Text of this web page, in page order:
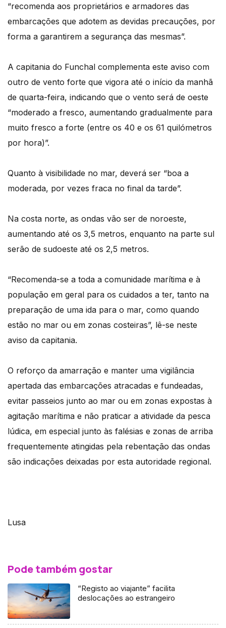
“recomenda aos proprietários e armadores das
embarcações que adotem as devidas precauções, por
forma a garantirem a segurança das mesmas”.
A capitania do Funchal complementa este aviso com
outro de vento forte que vigora até o início da manhã
de quarta-feira, indicando que o vento será de oeste
“moderado a fresco, aumentando gradualmente para
muito fresco a forte (entre os 40 e os 61 quilómetros
por hora)”.
Quanto à visibilidade no mar, deverá ser “boa a
moderada, por vezes fraca no final da tarde”.
Na costa norte, as ondas vão ser de noroeste,
aumentando até os 3,5 metros, enquanto na parte sul
serão de sudoeste até os 2,5 metros.
“Recomenda-se a toda a comunidade marítima e à
população em geral para os cuidados a ter, tanto na
preparação de uma ida para o mar, como quando
estão no mar ou em zonas costeiras”, lê-se neste
aviso da capitania.
O reforço da amarração e manter uma vigilância
apertada das embarcações atracadas e fundeadas,
evitar passeios junto ao mar ou em zonas expostas à
agitação marítima e não praticar a atividade da pesca
lúdica, em especial junto às falésias e zonas de arriba
frequentemente atingidas pela rebentação das ondas
são indicações deixadas por esta autoridade regional.
Lusa
Pode também gostar
“Registo ao viajante” facilita
deslocações ao estrangeiro